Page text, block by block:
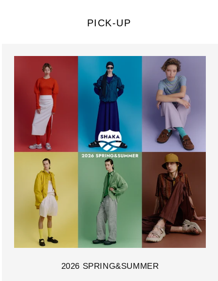
PICK-UP
2026 SPRING&SUMMER